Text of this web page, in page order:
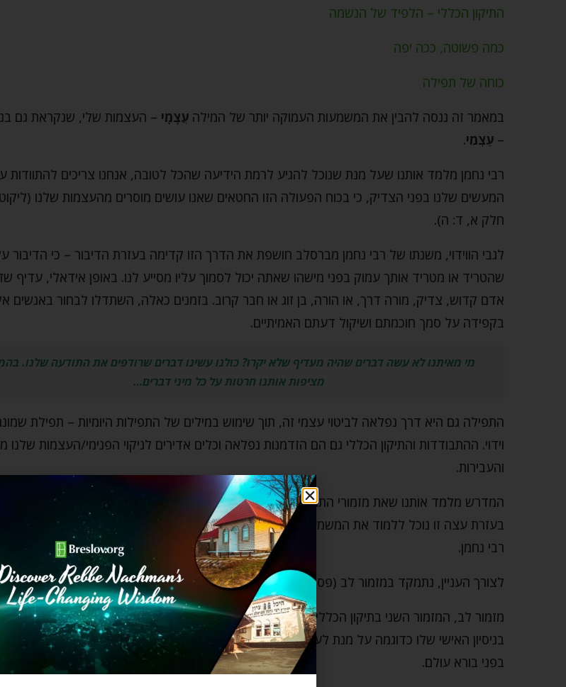
התיקון הכללי – הלפיד של הנשמה
כמה פשוטה, ככה יפה
כוחה של תפילה
במאמר זה ננסה להבין את המשמעות העמוקה יותר של המילה עֲצָמָי – העצמות שלי, שנקראת גם
– עַצְמִי.
רבי נחמן מלמד אותנו שעל מנת שנוכל להגיע לרמת הידיעה שהכל לטובה, אנחנו צריכים להתוודות
המעשים שלנו בפני הצדיק, כי בכוח הפעולה הזו החטאים שאנו עושים מוסרים מהעצמות שלנו
חלק א, ד: ה).
לגבי הווידוי, משנתו של רבי נחמן מברסלב חושפת את הדרך הזו קדימה בעזרת הדיבור – כי הדיבור
שהטריד או מטריד אותך עמוק בפני מישהו שאתה יכול לסמוך עליו מסייע לנו. באופן אידאלי, עדיף
אדם קדוש, צדיק, מורה דרך, או הורה, בן זוג או חבר קרוב. בזמנים כאלה, השתדלו לבחור באנשים
בקפידה על סמך חוכמתם ושיקול דעתם האמיתיים.
מי מאיתנו לא עשה דברים שהיה מעדיף שלא יקרו? כולנו עשינו דברים שרודפים את התודעה שלנו.
מציפות אותנו חרטות על כל מיני דברים…
התפילה גם היא דרך נפלאה לביטוי עצמי זה, תוך שימוש במילים של התפילות היומיות – תפילת
וידוי. ההתבודדות והתיקון הכללי גם הם הזדמנות נפלאה וכלים אדירים לניקוי הפנימי/העצמות שלנו
והעבירות.
המדרש מלמד אותנו שאת מזמורי התהילים אנו צריכים לקרוא ולהרהר בהם (על פי מדרש שוחר טוב
בעזרת עצה זו נוכל ללמוד את המשמעות העמוקה יותר של מילים ופסוקים נבחרים של התיקון הכללי
רבי נחמן.
לצורך העניין, נתמקד במזמור לב (פסוק ג) במילהעֲצָמָי– העצמות שלי ונבין את המשמעות שלה.
מזמור לב, המזמור השני בתיקון הכללי, מראה את תקווה והסליחה לכל מי שמבקש אותה. דוד
בניסיון האישי שלו כדוגמה על מנת לעורר אותנו, רגשית ושכלית, להשתלט על אתגר ומשימת הווידוי
בפני בורא עולם.